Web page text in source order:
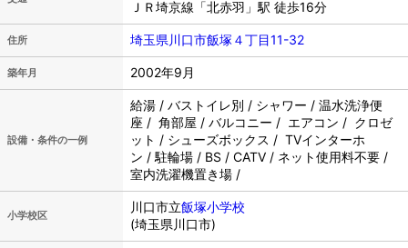
ＪＲ埼京線「北赤羽」駅 徒歩16分
住所 埼玉県川口市飯塚４丁目11-32
築年月 2002年9月
設備・条件の一例
給湯 / バストイレ別 / シャワー / 温水洗浄便
座 / 角部屋 / バルコニー / エアコン / クロゼ
ット / シューズボックス / TVインターホ
ン / 駐輪場 / BS / CATV / ネット使用料不要 /
室内洗濯機置き場 /
小学校区
川口市立飯塚小学校
(埼玉県川口市)